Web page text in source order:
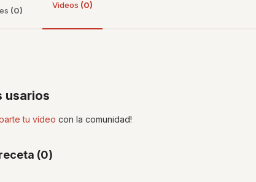
(0)
Videos (0)
usarios
tu vídeo con la comunidad!
(0)